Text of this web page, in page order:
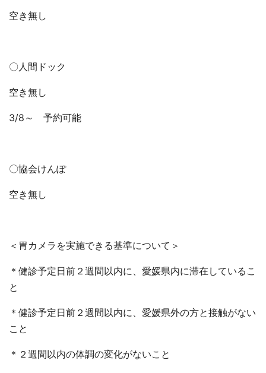
空き無し
〇人間ドック
空き無し
3/8～ 予約可能
〇協会けんぽ
空き無し
＜胃カメラを実施できる基準について＞
＊健診予定日前２週間以内に、愛媛県内に滞在しているこ
と
＊健診予定日前２週間以内に、愛媛県外の方と接触がない
こと
＊２週間以内の体調の変化がないこと